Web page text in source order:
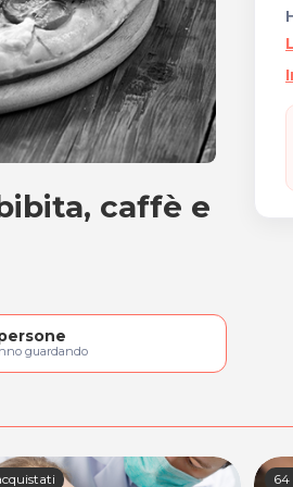
bibita, caffè
caffè e
guardando
64